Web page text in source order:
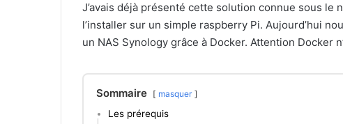
J’avais déjà présenté cette solution connue sous
l’installer sur un simple raspberry Pi. Aujourd’hui
un NAS Synology grâce à Docker. Attention Docker
Sommaire masquer
Les prérequis